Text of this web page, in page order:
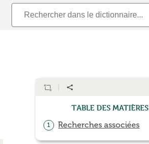
Table des matières
1 Recherches associées